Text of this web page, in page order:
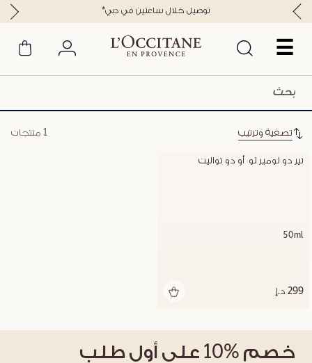
☰
*توصيل خلال ساعتين في دبي
تصفية وترتيب 1 منتجات
تير دو لومير لو  أو دو تواليت
50ml
299 د.إ
خصم %10 على أول طلب